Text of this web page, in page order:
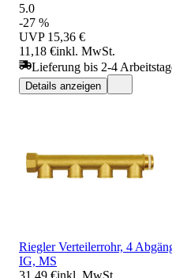
5.0
-27 %
UVP 15,36 €
11,18 €inkl. MwSt.
Lieferung bis 2-4
Details anzeigen
Riegler Verteilerrohr, 4
IG, MS
31,49 €inkl. MwSt.